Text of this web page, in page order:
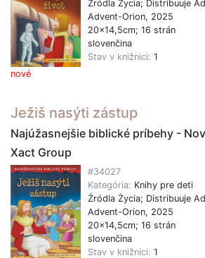
nové
Źródla Życia; Distribuuje
Advent-Orion, 2025
20x14,5cm; 16 strán
slovenčina
Stav v knižnici: 1
Ježiš nasýti zástup
Najúžasnejšie biblické príbehy -
Xact Group
#34027
Kategória: Knihy pre deti
Źródla Życia; Distribuuje
Advent-Orion, 2025
20x14,5cm; 16 strán
slovenčina
Stav v knižnici: 1